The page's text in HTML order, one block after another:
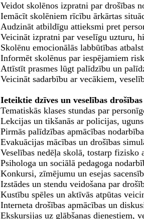
Veidot skolēnos izpratni par drošības
Iemācīt skolēniem rīcību ārkārtas
Audzināt atbildīgu attieksmi pret
Veicināt izpratni par veselīgu uzturu,
Skolēnu emocionālās labbūtības
Informēt skolēnus par iespējamiem
Attīstīt prasmes lūgt palīdzību un
Veicināt sadarbību ar vecākiem,
Ieteiktie dzīves un veselības
Tematiskās klases stundas par
Lekcijas un tikšanās ar policijas,
Pirmās palīdzības apmācības
Evakuācijas mācības un drošības
Veselības nedēļa skolā, tostarp fizisko
Psihologa un sociālā pedagoga
Konkursi, zīmējumu un esejas
Izstādes un stendu veidošana par
Kustību spēles un aktīvās atpūtas
Interneta drošības apmācības un
Ekskursijas uz glābšanas dienestiem,